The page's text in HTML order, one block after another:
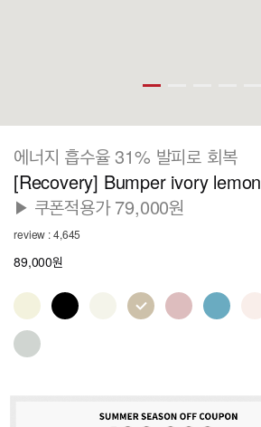
에너지 흡수율 31% 발피로 회복
[Recovery] Bumper ivory lemon
▶ 쿠폰적용가 79,000원
review : 4,645
89,000원